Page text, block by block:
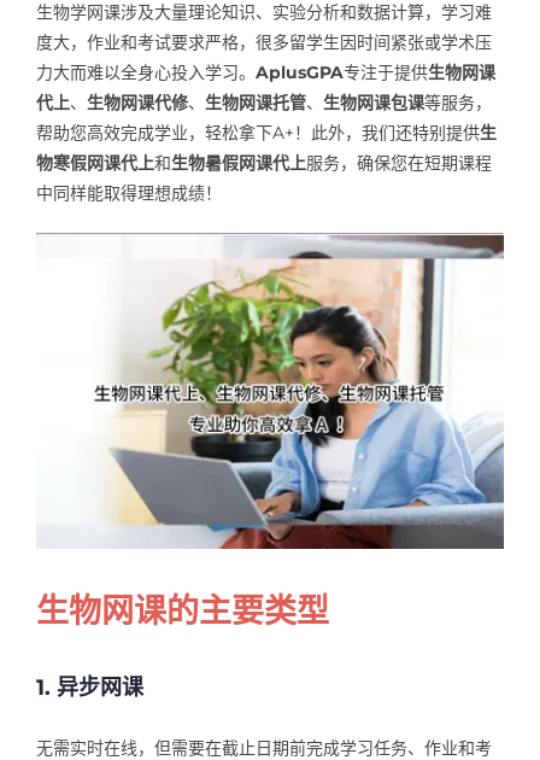
网课专家
代写资讯 New！
生物学网课涉及大量理论知识、实验分析和数据计算，学习难
度大，作业和考试要求严格，很多留学生因时间紧张或学术压
力大而难以全身心投入学习。 AplusGPA专注于提供生物网课
代上、 生物网课代修、 生物网课托管、 生物网课包课等服务，
帮助您高效完成学业，轻松拿下A+！此外，我们还特别提供生
物寒假网课代上和生物暑假网课代上服务，确保您在短期课程
中同样能取得理想成绩！
生物网课的主要类型
1. 异步网课
无需实时在线，但需要在截止日期前完成学习任务、作业和考